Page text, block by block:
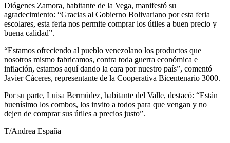
Diógenes Zamora, habitante de la Vega, manifestó su
agradecimiento: “Gracias al Gobierno Bolivariano por esta feria
escolares, esta feria nos permite comprar los útiles a buen precio y
buena calidad”.
“Estamos ofreciendo al pueblo venezolano los productos que
nosotros mismo fabricamos, contra toda guerra económica e
inflación, estamos aquí dando la cara por nuestro país”, comentó
Javier Cáceres, representante de la Cooperativa Bicentenario 3000.
Por su parte, Luisa Bermúdez, habitante del Valle, destacó: “Están
buenísimo los combos, los invito a todos para que vengan y no
dejen de comprar sus útiles a precios justo”.
T/Andrea España